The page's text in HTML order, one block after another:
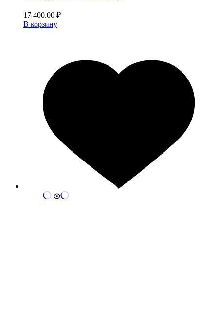
17 400.00 ₽
В корзину